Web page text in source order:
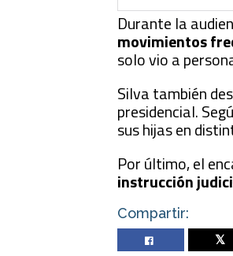
Durante la
movimientos
solo vio a
Silva también
presidencial.
sus hijas en
Por último, el
instrucción
Compartir:
Twitter